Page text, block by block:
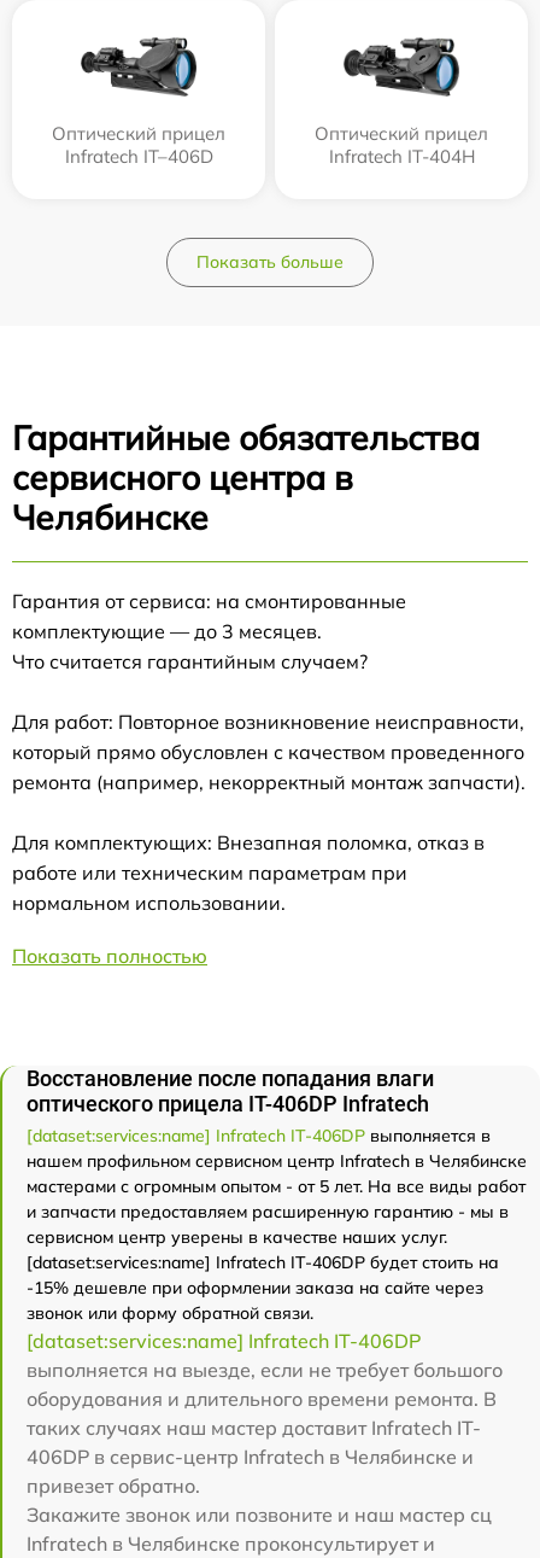
Оптический прицел
Infratech IT–406D
Оптический прицел
Infratech IT-404H
Показать больше
Гарантийные обязательства
сервисного центра в
Челябинске
Гарантия от сервиса: на смонтированные
комплектующие — до 3 месяцев.
Что считается гарантийным случаем?
Для работ: Повторное возникновение неисправности,
который прямо обусловлен с качеством проведенного
ремонта (например, некорректный монтаж запчасти).
Для комплектующих: Внезапная поломка, отказ в
работе или техническим параметрам при
нормальном использовании.
Показать полностью
Восстановление после попадания влаги
оптического прицела IT-406DP Infratech
[dataset:services:name] Infratech IT-406DP выполняется в
нашем профильном сервисном центр Infratech в Челябинске
мастерами с огромным опытом - от 5 лет. На все виды работ
и запчасти предоставляем расширенную гарантию - мы в
сервисном центр уверены в качестве наших услуг.
[dataset:services:name] Infratech IT-406DP будет стоить на
-15% дешевле при оформлении заказа на сайте через
звонок или форму обратной связи.
[dataset:services:name] Infratech IT-406DP
выполняется на выезде, если не требует большого
оборудования и длительного времени ремонта. В
таких случаях наш мастер доставит Infratech IT-
406DP в сервис-центр Infratech в Челябинске и
привезет обратно.
Закажите звонок или позвоните и наш мастер сц
Infratech в Челябинске проконсультирует и